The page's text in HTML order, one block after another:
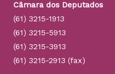
Câmara dos Deputados
(61) 3215-1913
(61) 3215-5913
(61) 3215-3913
(61) 3215-2913 (fax)